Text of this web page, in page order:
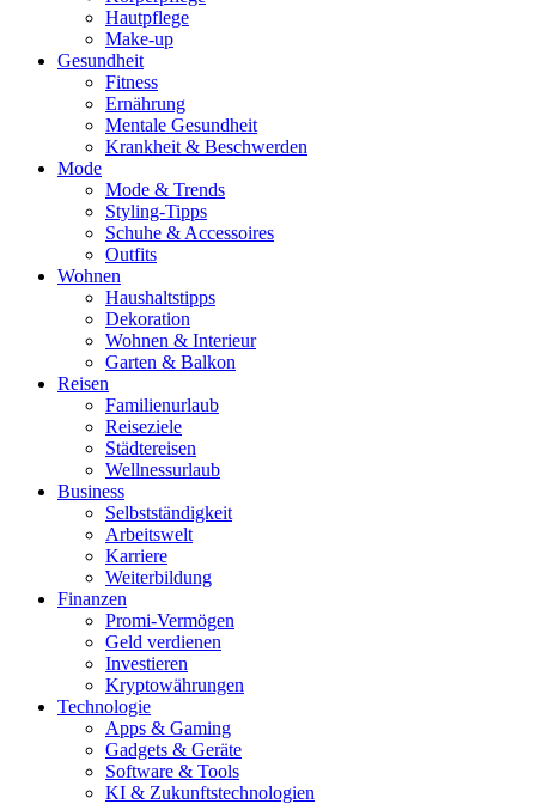
Hautpflege
Make-up
Gesundheit
Fitness
Ernährung
Mentale Gesundheit
Krankheit & Beschwerden
Mode
Mode & Trends
Styling-Tipps
Schuhe & Accessoires
Outfits
Wohnen
Haushaltstipps
Dekoration
Wohnen & Interieur
Garten & Balkon
Reisen
Familienurlaub
Reiseziele
Städtereisen
Wellnessurlaub
Business
Selbstständigkeit
Arbeitswelt
Karriere
Weiterbildung
Finanzen
Promi-Vermögen
Geld verdienen
Investieren
Kryptowährungen
Technologie
Apps & Gaming
Gadgets & Geräte
Software & Tools
KI & Zukunftstechnologien